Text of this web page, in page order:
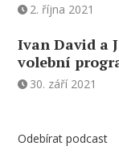
2. října 2021
Ivan David a
volební
30. září 2021
Odebírat podcast